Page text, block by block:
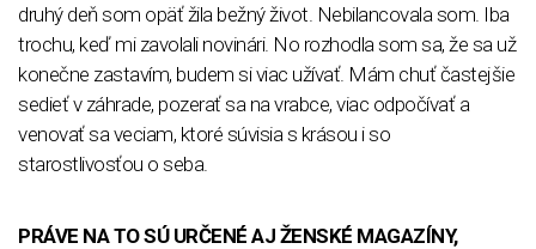
druhý deň som opäť žila bežný život. Nebilancovala som. Iba
trochu, keď mi zavolali novinári. No rozhodla som sa, že sa už
konečne zastavím, budem si viac užívať. Mám chuť častejšie
sedieť v záhrade, pozerať sa na vrabce, viac odpočívať a
venovať sa veciam, ktoré súvisia s krásou i so
starostlivosťou o seba.
PRÁVE NA TO SÚ URČENÉ AJ ŽENSKÉ MAGAZÍNY,